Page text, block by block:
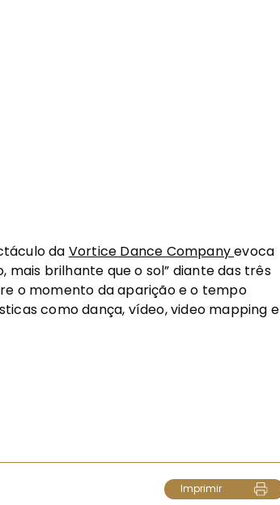
da Vortice Dance Companyevoca
mais brilhante que o sol” diante das três
o momento da aparição e o tempo
como dança, vídeo, video mapping e
Imprimir